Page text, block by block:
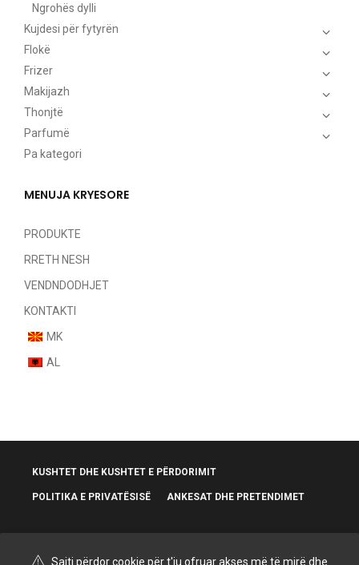
Ngrohës dylli
Kujdesi për fytyrën
Flokë
Frizer
Makijazh
Thonjtë
Parfumë
Pa kategori
MENUJA KRYESORE
PRODUKTE
RRETH NESH
VENDNDODHJET
KONTAKTI
MK
AL
KUSHTET DHE KUSHTET E PËRDORIMIT
POLITIKA E PRIVATËSISË ANKESAT DHE PRETENDIMET
Sajti përdor cookie për t'ju ofruar akses më të mirë dhe